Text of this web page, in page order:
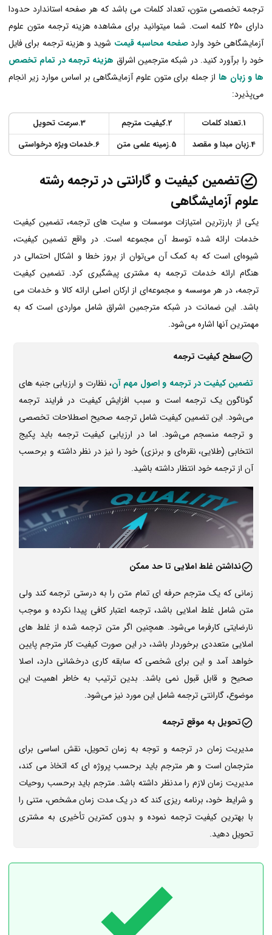
ترجمه تخصصی متون، تعداد کلمات می باشد که هر صفحه استاندارد حدودا
دارای 250 کلمه است. شما میتوانید برای مشاهده هزینه ترجمه متون علوم
آزمایشگاهی خود واردصفحه محاسبه قیمت شوید و هزینه ترجمه برای فایل
خود را برآورد کنید. در شبکه مترجمین اشراق هزینه ترجمه در تمام تخصص
ها و زبان هااز جمله برای متون علوم آزمایشگاهی بر اساس موارد زیر انجام
می‌پذیرد:
1.تعداد کلمات 2.کیفیت مترجم
3.سرعت تحویل
4.زبان مبدا و مقصد
5.زمینه علمی متن 6.خدمات ویژه درخواستی
تضمین کیفیت و گارانتی در ترجمه رشته
علوم آزمایشگاهی
یکی از بارزترین امتیازات موسسات و سایت های ترجمه، تضمین کیفیت
خدمات ارائه شده توسط آن مجموعه است. در واقع تضمین کیفیت،
شیوه‌ای است که به کمک آن می‌توان از بروز خطا و اشکال احتمالی در
هنگام ارائه خدمات ترجمه به مشتری پیشگیری کرد. تضمین کیفیت
ترجمه، در هر موسسه و مجموعه‌ای از ارکان اصلی ارائه کالا و خدمات می
باشد. این ضمانت در شبکه مترجمین اشراق شامل مواردی است که به
مهمترین آنها اشاره می‌شود.
سطح کیفیت ترجمه
تضمین کیفیت در ترجمه و اصول مهم آن، نظارت و ارزیابی جنبه های
گوناگون یک ترجمه است و سبب افزایش کیفیت در فرایند ترجمه
می‌شود. این تضمین کیفیت شامل ترجمه صحیح اصطلاحات تخصصی
و ترجمه منسجم می‌شود. اما در ارزیابی کیفیت ترجمه باید پکیج
انتخابی (طلایی، نقره‌ای و برنزی) خود را نیز در نظر داشته و برحسب
آن از ترجمه خود انتظار داشته باشید.
نداشتن غلط املایی تا حد ممکن
زمانی که یک مترجم حرفه ای تمام متن را به درستی ترجمه کند ولی
متن شامل غلط املایی باشد، ترجمه اعتبار کافی پیدا نکرده و موجب
نارضایتی کارفرما می‌شود. همچنین اگر متن ترجمه شده از غلط های
املایی متعددی برخوردار باشد، در این صورت کیفیت کار مترجم پایین
خواهد آمد و این برای شخصی که سابقه کاری درخشانی دارد، اصلا
صحیح و قابل قبول نمی باشد. بدین ترتیب به خاطر اهمیت این
موضوع، گارانتی ترجمه شامل این مورد نیز می‌شود.
تحویل به موقع ترجمه
مدیریت زمان در ترجمه و توجه به زمان تحویل، نقش اساسی برای
مترجمان است و هر مترجم باید برحسب پروژه ای که اتخاذ می کند،
مدیریت زمان لازم را مدنظر داشته باشد. مترجم باید برحسب روحیات
و شرایط خود، برنامه ریزی کند که در یک مدت زمان مشخص، متنی را
با بهترین کیفیت ترجمه نموده و بدون کمترین تأخیری به مشتری
تحویل دهید.